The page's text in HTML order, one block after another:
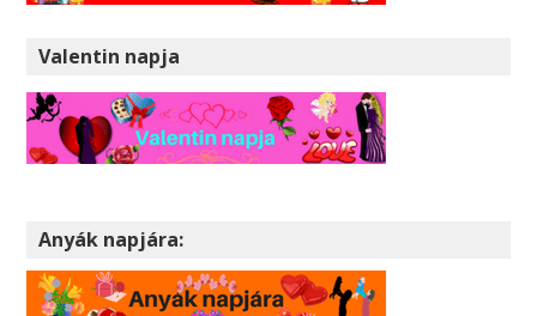
Valentin napja
Anyák napjára: